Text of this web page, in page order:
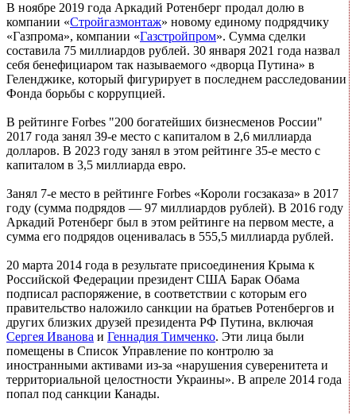
В ноябре 2019 года Аркадий Ротенберг продал долю в
компании «Стройгазмонтаж» новому единому подрядчику
«Газпрома», компании «Газстройпром». Сумма сделки
составила 75 миллиардов рублей. 30 января 2021 года назвал
себя бенефициаром так называемого «дворца Путина» в
Геленджике, который фигурирует в последнем расследовании
Фонда борьбы с коррупцией.
В рейтинге Forbes "200 богатейших бизнесменов России"
2017 года занял 39-е место с капиталом в 2,6 миллиарда
долларов. В 2023 году занял в этом рейтинге 35-е место с
капиталом в 3,5 миллиарда евро.
Занял 7-е место в рейтинге Forbes «Короли госзаказа» в 2017
году (сумма подрядов — 97 миллиардов рублей). В 2016 году
Аркадий Ротенберг был в этом рейтинге на первом месте, а
сумма его подрядов оценивалась в 555,5 миллиарда рублей.
20 марта 2014 года в результате присоединения Крыма к
Российской Федерации президент США Барак Обама
подписал распоряжение, в соответствии с которым его
правительство наложило санкции на братьев Ротенбергов и
других близких друзей президента РФ Путина, включая
Сергея Иванова и Геннадия Тимченко. Эти лица были
помещены в Список Управление по контролю за
иностранными активами из-за «нарушения суверенитета и
территориальной целостности Украины». В апреле 2014 года
попал под санкции Канады.